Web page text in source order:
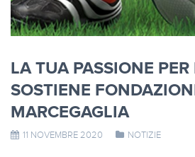
LA TUA PASSIONE PER
SOSTIENE
MARCEGAGLIA
11 NOVEMBRE 2020 NOTIZIE